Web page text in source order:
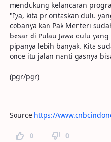
mendukung kelancaran
"Iya, kita prioritaskan dulu
cobanya kan Pak Menteri
besar di Pulau Jawa dulu
pipanya lebih banyak. Kita
once itu jalan nanti gasnya
(pgr/pgr)
Source https://
0 0